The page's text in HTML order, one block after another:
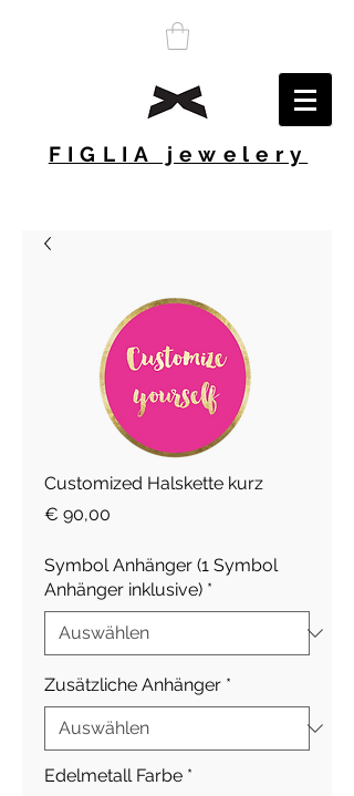
FIGLIA jewelery
Customized Halskette kurz
€ 90,00
Symbol Anhänger (1 Symbol
Anhänger inklusive) *
Zusätzliche Anhänger *
Edelmetall Farbe *